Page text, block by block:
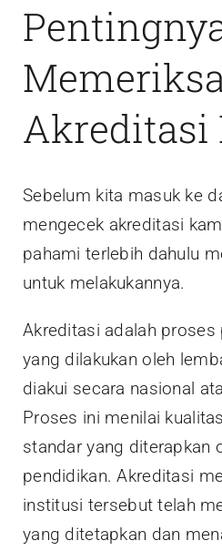
Akreditasi
Sebelum kita masuk ke
mengecek akreditasi
pahami terlebih dahulu
untuk melakukannya.
Akreditasi adalah proses
yang dilakukan oleh
diakui secara nasional
Proses ini menilai
standar yang diterapkan
pendidikan. Akreditasi
institusi tersebut telah
yang ditetapkan dan